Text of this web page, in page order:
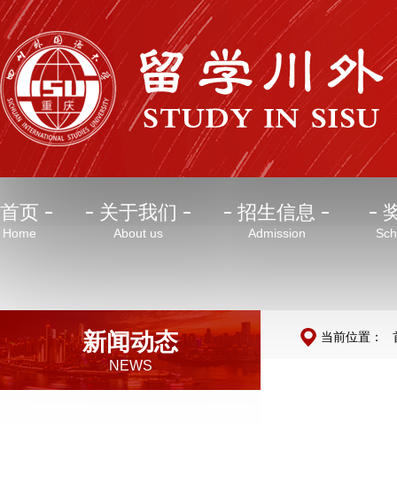
首页
Home
关于我们
About us
招生信息
Admission
新闻动态
NEWS
当前位置：